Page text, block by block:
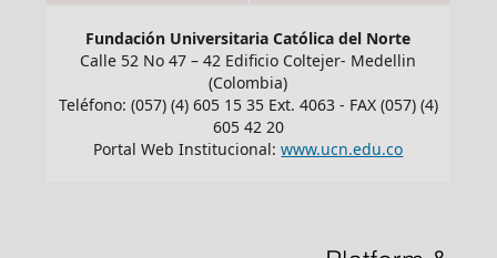
Fundación Universitaria Católica del Norte
Calle 52 No 47 – 42 Edificio Coltejer- Medellin
(Colombia)
Teléfono: (057) (4) 605 15 35 Ext. 4063 - FAX (057) (4)
605 42 20
Portal Web Institucional:www.ucn.edu.co